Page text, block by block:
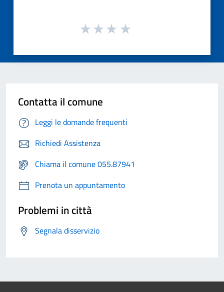
Contatta il comune
Leggi le domande frequenti
Richiedi Assistenza
Chiama il comune 055.87941
Prenota un appuntamento
Problemi in città
Segnala disservizio